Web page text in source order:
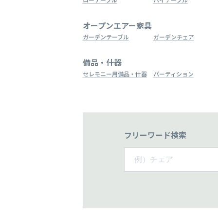
オープンエアー家具
ガーデンテーブル ガーデンチェア
備品・什器
セレモニー用備品・什器 パーティション
フリーワード検索